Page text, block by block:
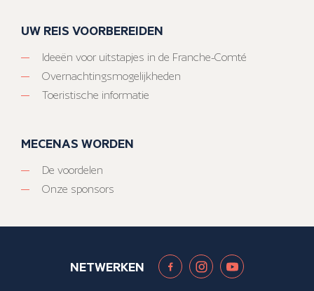
UW REIS VOORBEREIDEN
Ideeën voor uitstapjes in de Franche-Comté
Overnachtingsmogelijkheden
Toeristische informatie
MECENAS WORDEN
De voordelen
Onze sponsors
NETWERKEN